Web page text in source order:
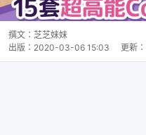
撰文： 芝芝妹妹
出版： 2020-03-06 15:03 更新：